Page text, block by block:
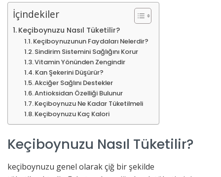
İçindekiler
Keçiboynuzu Nasıl Tüketilir?
Keçiboynuzunun Faydaları Nelerdir?
Sindirim Sistemini Sağlığını Korur
Vitamin Yönünden Zengindir
Kan Şekerini Düşürür?
Akciğer Sağlını Destekler
Antioksidan Özelliği Bulunur
Keçiboynuzu Ne Kadar Tüketilmeli
Keçiboynuzu Kaç Kalori
Keçiboynuzu Nasıl Tüketilir?
keçiboynuzu genel olarak çiğ bir şekilde